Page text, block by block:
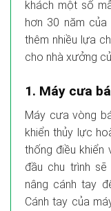
khách một số
hơn 30 năm
thêm nhiều lựa
cho nhà xưởng
1. Máy cưa
Máy cưa vòng
khiển thủy lực
thống điều khiển
đầu chu trình
nâng cánh tay
Cánh tay của